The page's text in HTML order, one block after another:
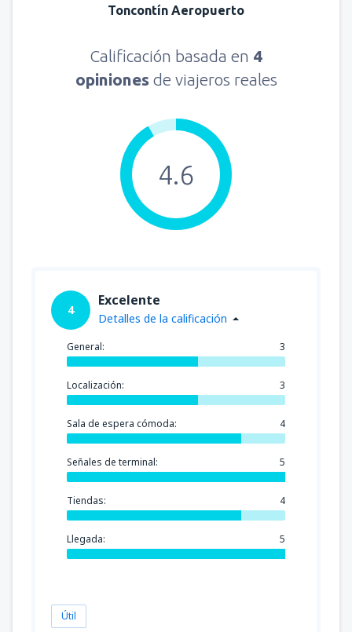
Toncontín Aeropuerto
Calificación basada en 4
opiniones de viajeros reales
4.6
4
Excelente
Detalles de la calificación
General: 3
Localización: 3
Sala de espera cómoda: 4
Señales de terminal: 5
Tiendas: 4
Llegada: 5
Útil